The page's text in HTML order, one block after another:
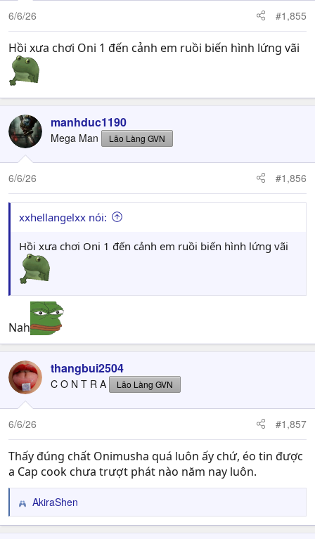
6/6/26 #1,855
Hồi xưa chơi Oni 1 đến cảnh em ruồi biến hình lứng vãi
manhduc1190
Mega Man Lão Làng GVN
6/6/26 #1,856
xxhellangelxx nói:
Hồi xưa chơi Oni 1 đến cảnh em ruồi biến hình lứng vãi
Nah
thangbui2504
C O N T R A Lão Làng GVN
6/6/26 #1,857
Thấy đúng chất Onimusha quá luôn ấy chứ, éo tin được
a Cap cook chưa trượt phát nào năm nay luôn.
R
e
AkiraShen